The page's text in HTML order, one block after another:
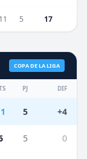
11 5 17
COPA DE LA LIGA
PJ DIF
5 +4
5 0